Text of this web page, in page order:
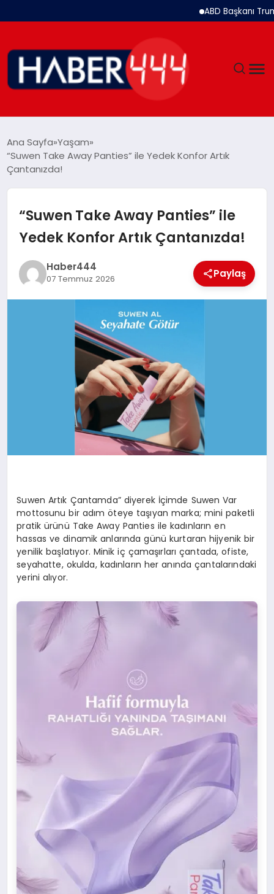
ABD Başkanı Trump: İran
SIYASET
SPOR
Ana Sayfa Yaşam
“Suwen Take Away Panties” ile Yedek Konfor Artık
Çantanızda!
“Suwen Take Away Panties” ile
Yedek Konfor Artık Çantanızda!
Haber444
07 Temmuz 2026 Paylaş
Suwen Artık Çantamda” diyerek İçimde Suwen Var
mottosunu bir adım öteye taşıyan marka; mini paketli
pratik ürünü Take Away Panties ile kadınların en
hassas ve dinamik anlarında günü kurtaran hijyenik bir
yenilik başlatıyor. Minik iç çamaşırları çantada, ofiste,
seyahatte, okulda, kadınların her anında çantalarındaki
yerini alıyor.